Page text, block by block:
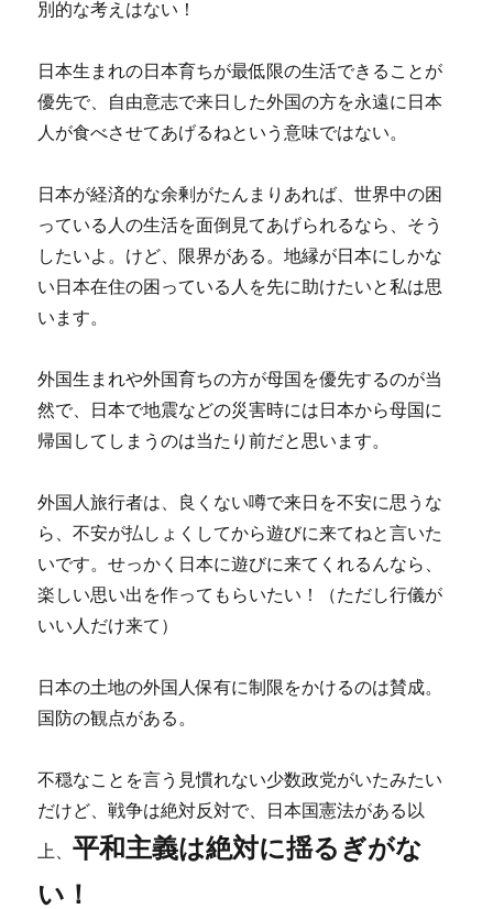
別的な考えはない！
日本生まれの日本育ちが最低限の生活できることが
優先で、自由意志で来日した外国の方を永遠に日本
人が食べさせてあげるねという意味ではない。
日本が経済的な余剰がたんまりあれば、世界中の困
っている人の生活を面倒見てあげられるなら、そう
したいよ。けど、限界がある。地縁が日本にしかな
い日本在住の困っている人を先に助けたいと私は思
います。
外国生まれや外国育ちの方が母国を優先するのが当
然で、日本で地震などの災害時には日本から母国に
帰国してしまうのは当たり前だと思います。
外国人旅行者は、良くない噂で来日を不安に思うな
ら、不安が払しょくしてから遊びに来てねと言いた
いです。せっかく日本に遊びに来てくれるんなら、
楽しい思い出を作ってもらいたい！（ただし行儀が
いい人だけ来て）
日本の土地の外国人保有に制限をかけるのは賛成。
国防の観点がある。
不穏なことを言う見慣れない少数政党がいたみたい
だけど、戦争は絶対反対で、日本国憲法がある以
上、平和主義は絶対に揺るぎがな
い！